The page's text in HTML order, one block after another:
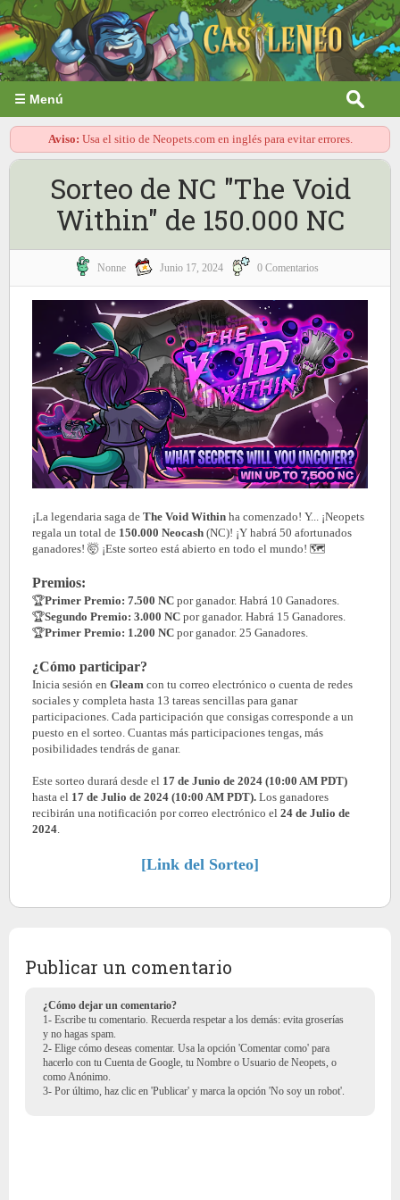
☰ Menú
Aviso: Usa el sitio de Neopets.com en inglés para evitar errores.
Sorteo de NC "The Void
Within" de 150.000 NC
Nonne Junio 17, 2024 0 Comentarios
¡La legendaria saga de The Void Within ha comenzado! Y... ¡Neopets
regala un total de 150.000 Neocash (NC)! ¡Y habrá 50 afortunados
ganadores! 🤯 ¡Este sorteo está abierto en todo el mundo! 🗺️
Premios:
🏆Primer Premio: 7.500 NC por ganador. Habrá 10 Ganadores.
🏆Segundo Premio: 3.000 NC por ganador. Habrá 15 Ganadores.
🏆Primer Premio: 1.200 NC por ganador. 25 Ganadores.
¿Cómo participar?
Inicia sesión en Gleam con tu correo electrónico o cuenta de redes
sociales y completa hasta 13 tareas sencillas para ganar
participaciones. Cada participación que consigas corresponde a un
puesto en el sorteo. Cuantas más participaciones tengas, más
posibilidades tendrás de ganar.
Este sorteo durará desde el 17 de Junio de 2024 (10:00 AM PDT)
hasta el 17 de Julio de 2024 (10:00 AM PDT). Los ganadores
recibirán una notificación por correo electrónico el 24 de Julio de
2024.
[Link del Sorteo]
Publicar un comentario
¿Cómo dejar un comentario?
1- Escribe tu comentario. Recuerda respetar a los demás: evita groserías
y no hagas spam.
2- Elige cómo deseas comentar. Usa la opción 'Comentar como' para
hacerlo con tu Cuenta de Google, tu Nombre o Usuario de Neopets, o
como Anónimo.
3- Por último, haz clic en 'Publicar' y marca la opción 'No soy un robot'.